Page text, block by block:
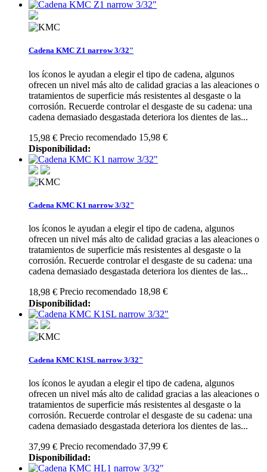
Cadena KMC Z1 narrow 3/32"
los íconos le ayudan a elegir el tipo de cadena, algunos
ofrecen un nivel más alto de calidad gracias a las aleaciones o
tratamientos de superficie más resistentes al desgaste o la
corrosión. Recuerde controlar el desgaste de su cadena: una
cadena demasiado desgastada deteriora los dientes de las...
15,98 € Precio recomendado 15,98 €
Disponibilidad:
Cadena KMC K1 narrow 3/32"
los íconos le ayudan a elegir el tipo de cadena, algunos
ofrecen un nivel más alto de calidad gracias a las aleaciones o
tratamientos de superficie más resistentes al desgaste o la
corrosión. Recuerde controlar el desgaste de su cadena: una
cadena demasiado desgastada deteriora los dientes de las...
18,98 € Precio recomendado 18,98 €
Disponibilidad:
Cadena KMC K1SL narrow 3/32"
los íconos le ayudan a elegir el tipo de cadena, algunos
ofrecen un nivel más alto de calidad gracias a las aleaciones o
tratamientos de superficie más resistentes al desgaste o la
corrosión. Recuerde controlar el desgaste de su cadena: una
cadena demasiado desgastada deteriora los dientes de las...
37,99 € Precio recomendado 37,99 €
Disponibilidad: